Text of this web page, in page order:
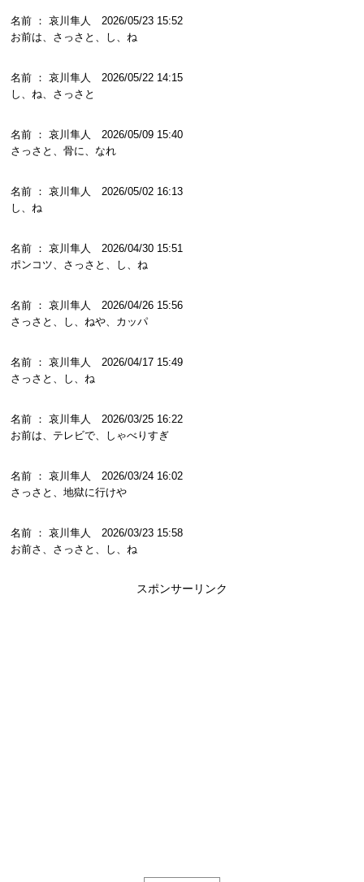
名前 ： 哀川隼人 2026/05/23 15:52
お前は、さっさと、し、ね
名前 ： 哀川隼人 2026/05/22 14:15
し、ね、さっさと
名前 ： 哀川隼人 2026/05/09 15:40
さっさと、骨に、なれ
名前 ： 哀川隼人 2026/05/02 16:13
し、ね
名前 ： 哀川隼人 2026/04/30 15:51
ポンコツ、さっさと、し、ね
名前 ： 哀川隼人 2026/04/26 15:56
さっさと、し、ねや、カッパ
名前 ： 哀川隼人 2026/04/17 15:49
さっさと、し、ね
名前 ： 哀川隼人 2026/03/25 16:22
お前は、テレビで、しゃべりすぎ
名前 ： 哀川隼人 2026/03/24 16:02
さっさと、地獄に行けや
名前 ： 哀川隼人 2026/03/23 15:58
お前さ、さっさと、し、ね
スポンサーリンク